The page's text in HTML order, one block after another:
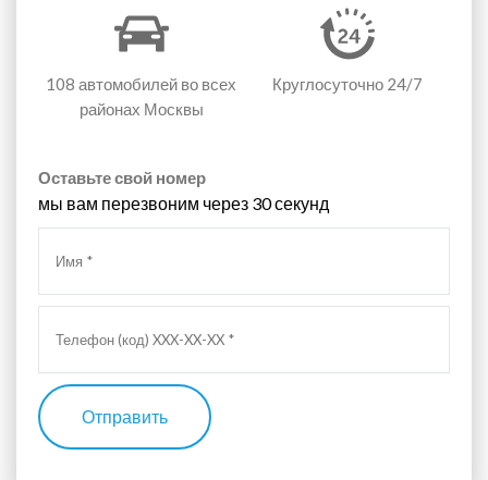
108 автомобилей во всех
районах Москвы
Круглосуточно 24/7
Оставьте свой номер
мы вам перезвоним через 30 секунд
Отправить